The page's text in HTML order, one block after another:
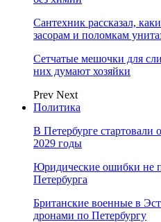
Сантехник рассказал,
засорам и поломкам
Сетчатые мешочки для
них думают хозяйки
Prev Next
Политика
В Петербурге стартовали
2029 годы
Юридические ошибки не
Петербурга
Британские военные в
дронами по Петербургу